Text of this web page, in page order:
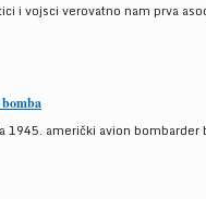
i vojsci verovatno nam prva
1945. američki avion